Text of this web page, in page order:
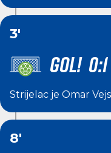
3'
GOL! 0:1
Strijelac je Omar
8'